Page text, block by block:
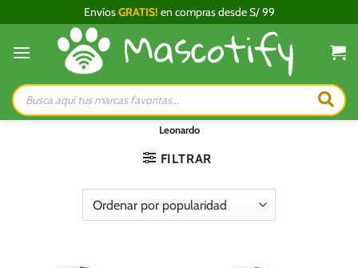
al
contenido
EnvíosGRATIS! en compras desde S/ 99
Búsqueda
de
productos
Leonardo
FILTRAR